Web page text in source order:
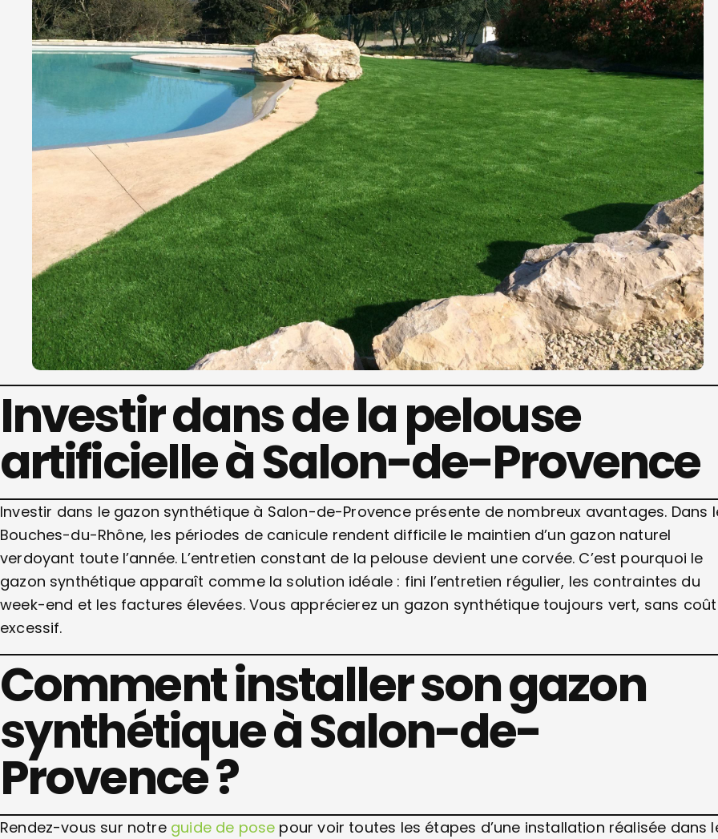
Investir dans de la pelouse
artificielle à Salon-de-Provence
Investir dans le gazon synthétique à Salon-de-Provence présente de nombreux avantages. Dans
Bouches-du-Rhône, les périodes de canicule rendent difficile le maintien d’un gazon naturel
verdoyant toute l’année. L’entretien constant de la pelouse devient une corvée. C’est pourquoi le
gazon synthétique apparaît comme la solution idéale : fini l’entretien régulier, les contraintes du
week-end et les factures élevées. Vous apprécierez un gazon synthétique toujours vert, sans coût
excessif.
Comment installer son gazon
synthétique à Salon-de-
Provence ?
Rendez-vous sur notre guide de pose pour voir toutes les étapes d’une installation réalisée dans